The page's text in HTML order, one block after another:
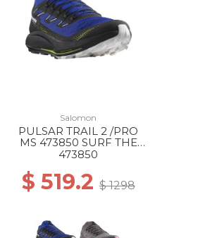
Salomon
PULSAR TRAIL 2 /PRO
MS 473850 SURF THE
WEB/BK/SAFETY YL
473850
$ 519.2 $ 1298